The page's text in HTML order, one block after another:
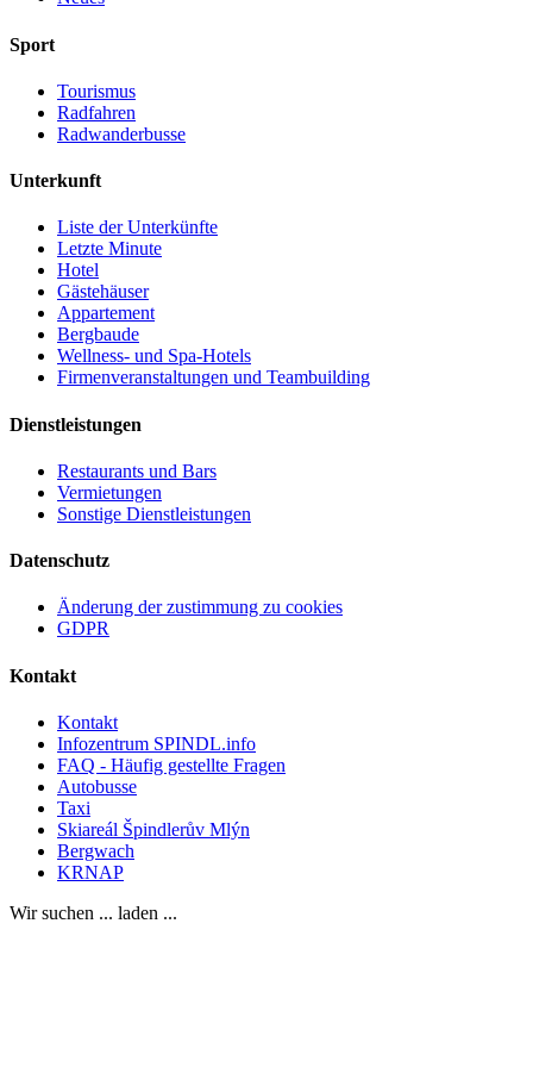
Sport
Tourismus
Radfahren
Radwanderbusse
Unterkunft
Liste der Unterkünfte
Letzte Minute
Hotel
Gästehäuser
Appartement
Bergbaude
Wellness- und Spa-Hotels
Firmenveranstaltungen und Teambuilding
Dienstleistungen
Restaurants und Bars
Vermietungen
Sonstige Dienstleistungen
Datenschutz
Änderung der zustimmung zu cookies
GDPR
Kontakt
Kontakt
Infozentrum SPINDL.info
FAQ - Häufig gestellte Fragen
Autobusse
Taxi
Skiareál Špindlerův Mlýn
Bergwach
KRNAP
Wir suchen ... laden ...